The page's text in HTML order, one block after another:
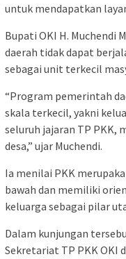
untuk mendapatkan
Bupati OKI H. Muchendi
daerah tidak dapat
sebagai unit terkecil
“Program pemerintah
skala terkecil, yakni
seluruh jajaran TP PKK,
desa,” ujar Muchendi.
Ia menilai PKK
bawah dan memiliki
keluarga sebagai pilar
Dalam kunjungan
Sekretariat TP PKK OKI